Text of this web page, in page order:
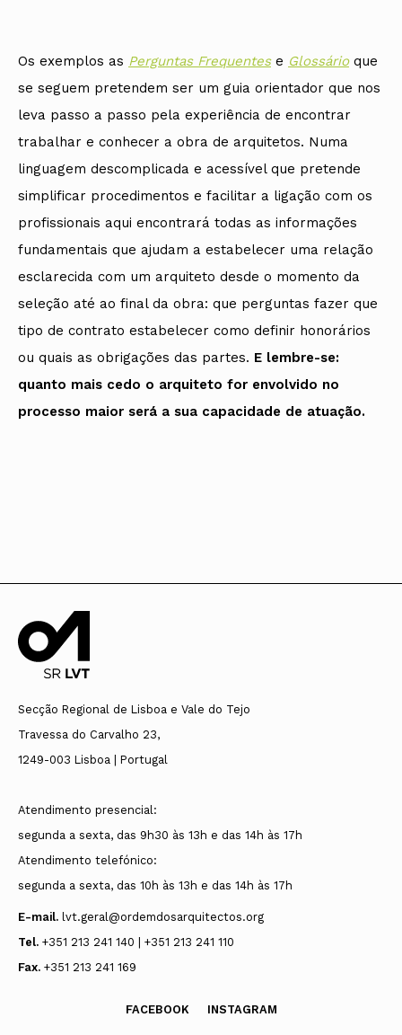
Os exemplos as Perguntas Frequentese Glossárioque
se seguem pretendem ser um guia orientador que nos
leva passo a passo pela experiência de encontrar
trabalhar e conhecer a obra de arquitetos. Numa
linguagem descomplicada e acessível que pretende
simplificar procedimentos e facilitar a ligação com os
profissionais aqui encontrará todas as informações
fundamentais que ajudam a estabelecer uma relação
esclarecida com um arquiteto desde o momento da
seleção até ao final da obra: que perguntas fazer que
tipo de contrato estabelecer como definir honorários
ou quais as obrigações das partes. E lembre-se:
quanto mais cedo o arquiteto for envolvido no
processo maior será a sua capacidade de atuação.
Secção Regional de Lisboa e Vale do Tejo
Travessa do Carvalho 23,
1249-003 Lisboa | Portugal
Atendimento presencial:
segunda a sexta, das 9h30 às 13h e das 14h às 17h
Atendimento telefónico:
segunda a sexta, das 10h às 13h e das 14h às 17h
E-mail. lvt.geral@ordemdosarquitectos.org
Tel. +351 213 241 140 | +351 213 241 110
Fax. +351 213 241 169
FACEBOOK INSTAGRAM